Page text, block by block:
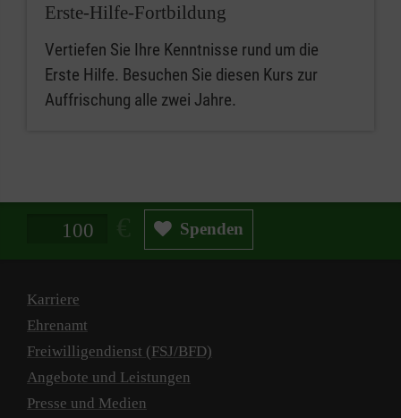
Erste-Hilfe-Fortbildung
Vertiefen Sie Ihre Kenntnisse rund um die
Erste Hilfe. Besuchen Sie diesen Kurs zur
Auffrischung alle zwei Jahre.
Spendenbetrag in Euro Spenden
Karriere
Ehrenamt
Freiwilligendienst (FSJ/BFD)
Angebote und Leistungen
Presse und Medien